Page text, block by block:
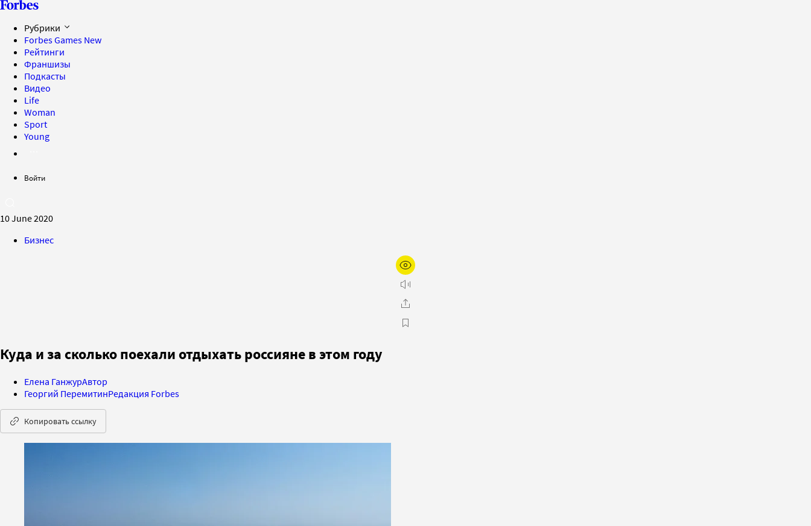
Рубрики
Forbes Games New
Рейтинги
Франшизы
Подкасты
Видео
Life
Woman
Sport
Young
Войти
10 June 2020
Бизнес
Куда и за сколько поехали отдыхать россияне в этом году
Елена ГанжурАвтор
Георгий ПеремитинРедакция Forbes
Копировать ссылку